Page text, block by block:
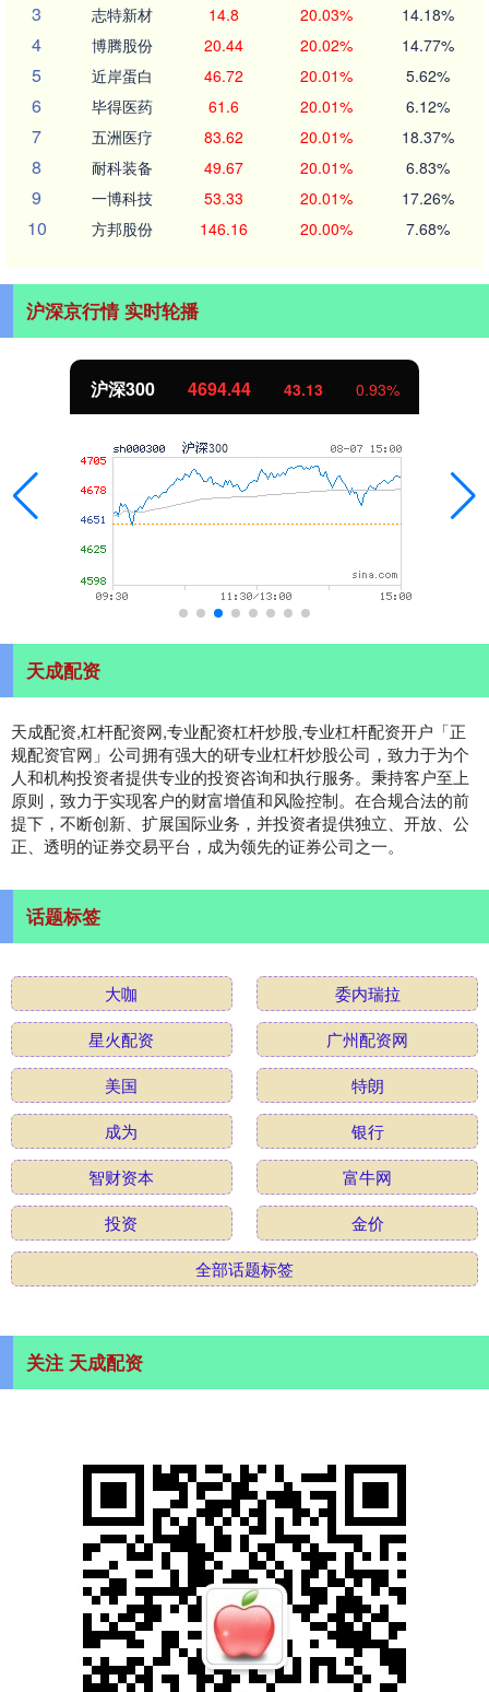
3 志特新材 14.8 20.03% 14.18%
4 博腾股份 20.44 20.02% 14.77%
5 近岸蛋白 46.72 20.01% 5.62%
6 毕得医药 61.6 20.01% 6.12%
7 五洲医疗 83.62 20.01% 18.37%
8 耐科装备 49.67 20.01% 6.83%
9 一博科技 53.33 20.01% 17.26%
10 方邦股份 146.16 20.00% 7.68%
沪深京行情 实时轮播
沪深300 4694.44 43.13 0.93%
天成配资
天成配资,杠杆配资网,专业配资杠杆炒股,专业杠杆配资开户「正
规配资官网」公司拥有强大的研专业杠杆炒股公司，致力于为个
人和机构投资者提供专业的投资咨询和执行服务。秉持客户至上
原则，致力于实现客户的财富增值和风险控制。在合规合法的前
提下，不断创新、扩展国际业务，并投资者提供独立、开放、公
正、透明的证券交易平台，成为领先的证券公司之一。
话题标签
大咖
委内瑞拉
星火配资
广州配资网
美国
特朗
成为
银行
智财资本
富牛网
投资
金价
全部话题标签
关注 天成配资